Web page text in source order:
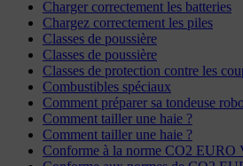
Charger correctement les batteries
Chargez correctement les piles
Classes de poussière
Classes de poussière
Classes de protection contre les
Combustibles spéciaux
Comment préparer sa tondeuse
Comment tailler une haie ?
Comment tailler une haie ?
Conforme à la norme CO2 EURO